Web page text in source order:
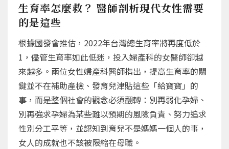
生育率怎麼救？ 醫師剖析現代女性需要
的是這些
根據國發會推估，2022年台灣總生育率將再度低於
1，儘管生育率如此低迷，投入婦產科的女醫師卻越
來越多。兩位女性婦產科醫師指出，提高生育率的關
鍵並不在補助產檢、發育兒津貼這些「給寶寶」的
事，而是整個社會的觀念必須翻轉：別再弱化孕婦、
別再強求孕婦為某些難以預期的風險負責、努力追求
性別分工平等，並認知到育兒不是媽媽一個人的事，
女人的成就也不該被限縮在母職。